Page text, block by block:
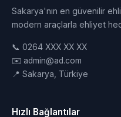
Sakarya'nın en güvenilir
modern araçlarla ehliyet
📞 0264 XXX XX XX
✉️ admin@ad.com
📍 Sakarya, Türkiye
Hızlı Bağlantılar